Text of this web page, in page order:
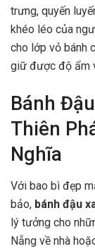
trưng, quyến
khéo léo của
cho lớp vỏ bánh
giữ được độ ẩm
Bánh
Thiên
Nghĩa
Với bao bì đẹp
bảo, bánh đậu
lý tưởng cho
Nẵng về nhà